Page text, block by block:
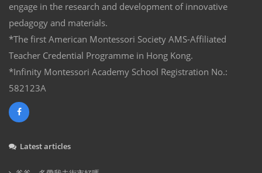
engage in the research and development of innovative
pedagogy and materials.
*The first American Montessori Society AMS-Affiliated
Teacher Credential Programme in Hong Kong.
*Infinity Montessori Academy School Registration No.:
582123A
Latest articles